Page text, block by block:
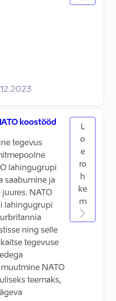
koostööd
tegevus
lahingugrupi
saabumine ja
NATO
lahingugrupi
ning selle
tegevuse
NATO
teemaks,
L
o
e
ro
h
ke
m